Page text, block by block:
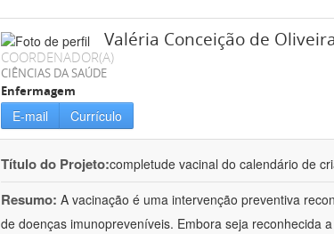
Valéria Conceição de Oliveira
COORDENADOR(A)
CIÊNCIAS DA SAÚDE
Enfermagem
E-mail Currículo
Título do Projeto:completude vacinal do calendário de
Resumo: A vacinação é uma intervenção preventiva
de doenças imunopreveníveis. Embora seja reconhecida